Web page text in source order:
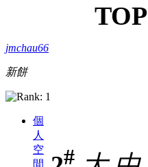
TOP
jmchau66
新餅
個
人
空
間
#